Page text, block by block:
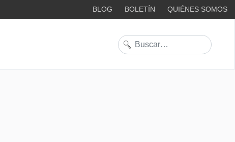
BLOG BOLETÍN QUIÉNES SOMOS
Buscar